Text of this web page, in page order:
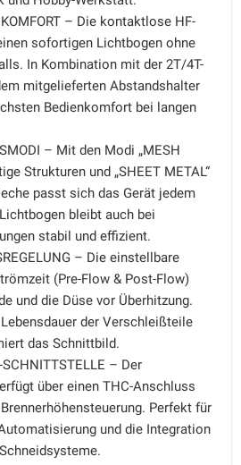
– Die kontaktlose HF-
sofortigen Lichtbogen ohne
In Kombination mit der 2T/4T-
mitgelieferten Abstandshalter
Bedienkomfort bei langen
– Mit den Modi „MESH
Strukturen und „SHEET METAL“
passt sich das Gerät jedem
bleibt auch bei
stabil und effizient.
– Die einstellbare
(Pre-Flow & Post-Flow)
und die Düse vor Überhitzung.
der Verschleißteile
das Schnittbild.
SCHNITTSTELLE – Der
über einen THC-Anschluss
Perfekt für
und die Integration